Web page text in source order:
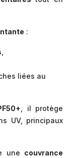
:
liées au
, il protège
UV, principaux
une couvrance